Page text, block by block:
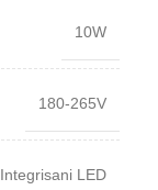
10W
180-265V
Integrisani LED